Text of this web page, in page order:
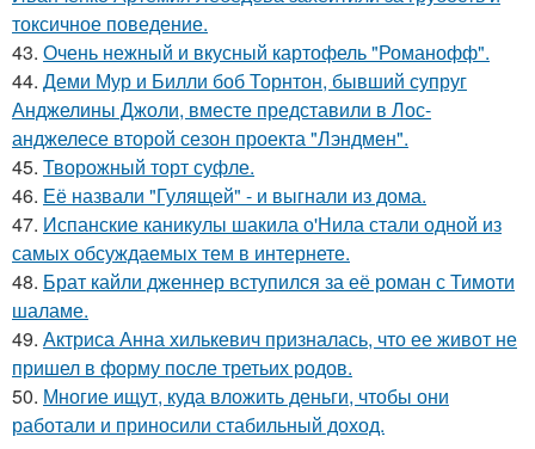
токсичное поведение.
43. Очень нежный и вкусный картофель "Романофф".
44. Деми Мур и Билли боб Торнтон, бывший супруг
Анджелины Джоли, вместе представили в Лос-
анджелесе второй сезон проекта "Лэндмен".
45. Творожный торт суфле.
46. Её назвали "Гулящей" - и выгнали из дома.
47. Испанские каникулы шакила о'Нила стали одной из
самых обсуждаемых тем в интернете.
48. Брат кайли дженнер вступился за её роман с Тимоти
шаламе.
49. Актриса Анна хилькевич призналась, что ее живот не
пришел в форму после третьих родов.
50. Многие ищут, куда вложить деньги, чтобы они
работали и приносили стабильный доход.